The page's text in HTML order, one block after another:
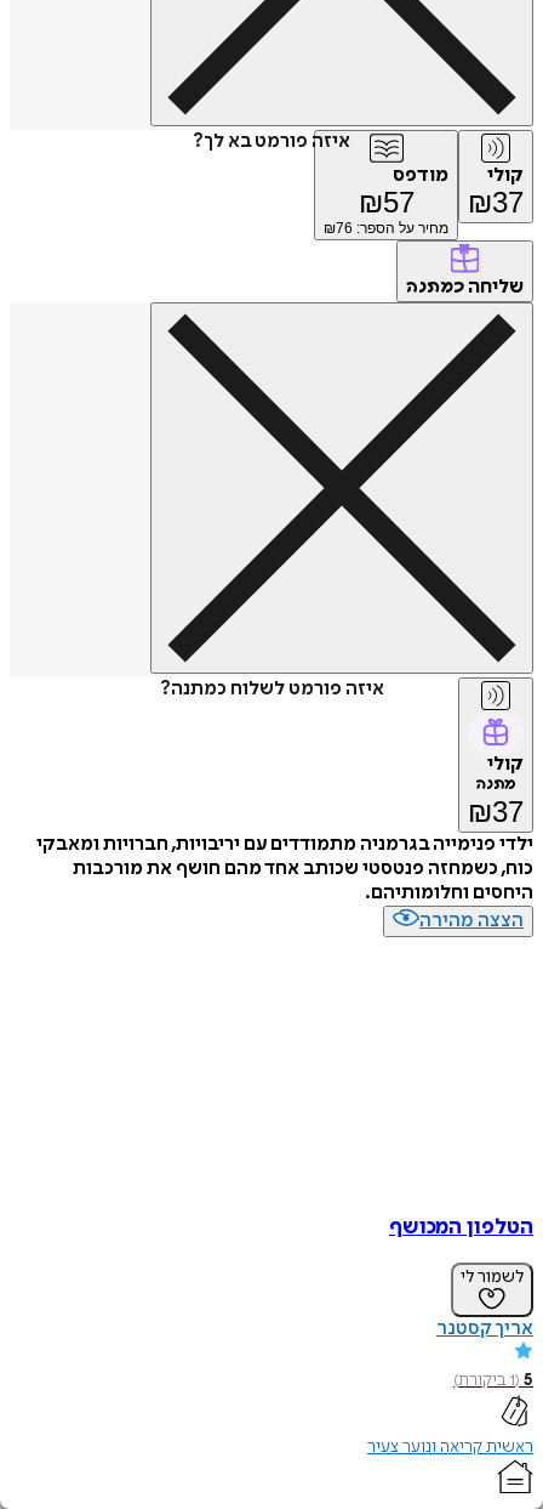
איזה פורמט בא לך?
קולי
₪37
מודפס
₪57
מחיר על הספר: ₪ 76
שליחה כמתנה
איזה פורמט לשלוח כמתנה?
קולי
מתנה
₪37
ילדי פנימייה בגרמניה מתמודדים עם יריבויות, חברויות ומאבקי
כוח, כשמחזה פנטסטי שכותב אחד מהם חושף את מורכבות
היחסים וחלומותיהם.
הצצה מהירה
הטלפון המכושף
לשמור לי
אריך קסטנר
5
(
1ביקורת)
ראשית קריאה ונוער צעיר